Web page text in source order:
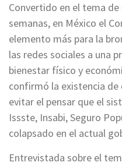
Convertido en el tema
semanas, en México el
elemento más para la
las redes sociales a una
bienestar físico y
confirmó la existencia de
evitar el pensar que el
Issste, Insabi, Seguro
colapsado en el actual
Entrevistada sobre el